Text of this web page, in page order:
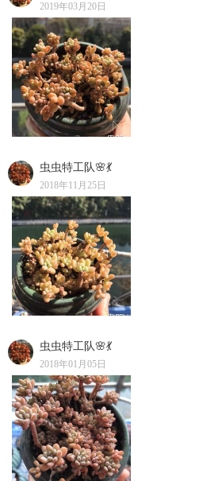
2019年03月20日
虫虫特工队🌸💃
2018年11月25日
虫虫特工队🌸💃
2018年01月05日